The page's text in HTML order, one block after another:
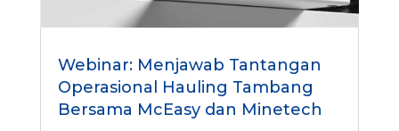
Webinar: Menjawab Tantangan
Operasional Hauling Tambang
Bersama McEasy dan Minetech